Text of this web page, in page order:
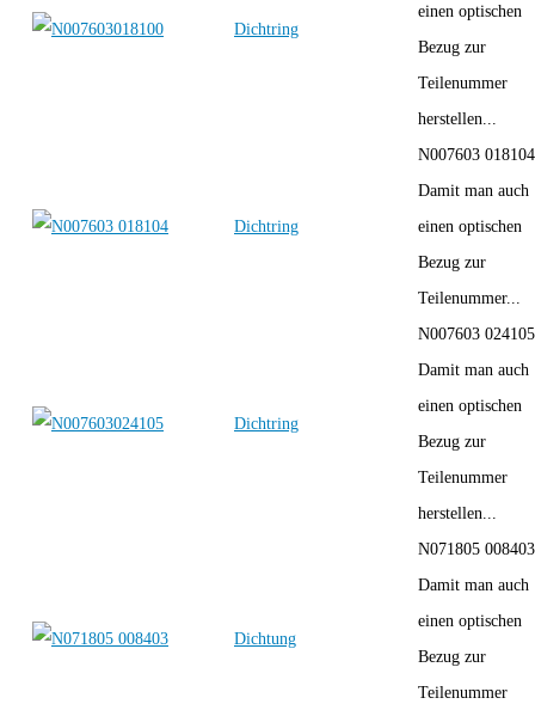
Dichtring
einen optischen
Bezug zur
Teilenummer
herstellen...
Dichtring
N007603 018104
Damit man auch
einen optischen
Bezug zur
Teilenummer...
Dichtring
N007603 024105
Damit man auch
einen optischen
Bezug zur
Teilenummer
herstellen...
Dichtung
N071805 008403
Damit man auch
einen optischen
Bezug zur
Teilenummer